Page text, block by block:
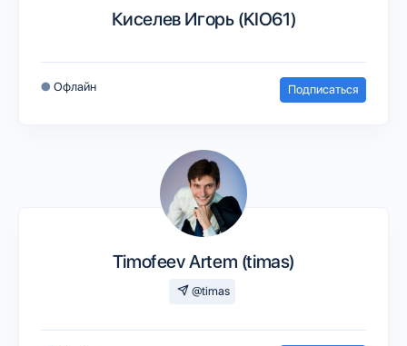
Киселев Игорь (KIO61)
● Офлайн Подписаться
Timofeev Artem (timas)
@timas